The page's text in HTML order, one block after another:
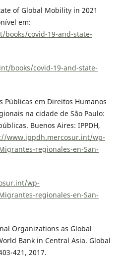
of Global Mobility in 2021
em:
covid-19-and-state-
books/covid-19-and-state-
Públicas em Direitos Humanos
na cidade de São Paulo:
Buenos Aires: IPPDH,
www.ippdh.mercosur.int/wp-
regionales-en-San-
wp-
regionales-en-San-
Organizations as Global
Bank in Central Asia. Global
421, 2017.